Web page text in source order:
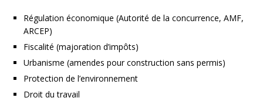
Régulation économique (Autorité de la concurrence, AMF,
ARCEP)
Fiscalité (majoration d’impôts)
Urbanisme (amendes pour construction sans permis)
Protection de l’environnement
Droit du travail